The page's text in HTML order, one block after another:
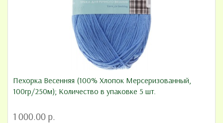
Пехорка Весенняя (100% Хлопок Мерсеризованный,
100гр/250м); Количество в упаковке 5 шт.
1 000.00 р.